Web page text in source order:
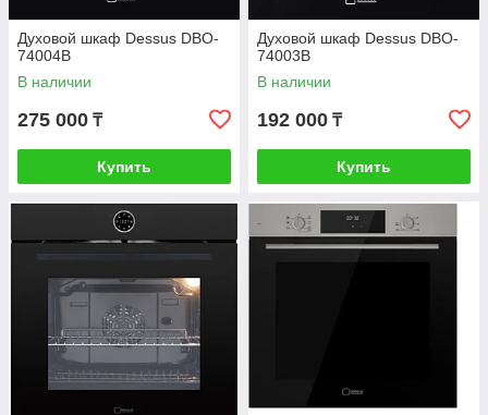
Духовой шкаф Dessus DBO-
74004B
В наличии
275 000 ₸
Купить
Духовой шкаф Dessus DBO-
74003B
В наличии
192 000 ₸
Купить